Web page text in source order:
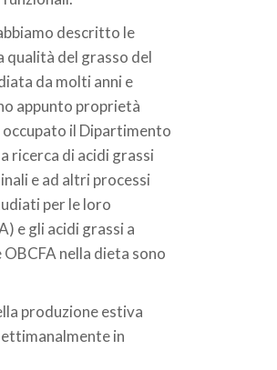
descritto le
qualità del grasso del
da molti anni e
appunto proprietà
occupato il Dipartimento
ricerca di acidi grassi
e ad altri processi
per le loro
e gli acidi grassi a
nella dieta sono
produzione estiva
in